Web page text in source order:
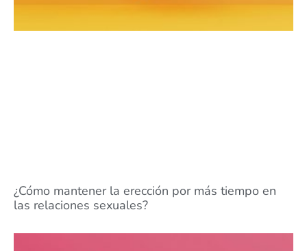
¿Cómo mantener la erección por más tiempo en
las relaciones sexuales?